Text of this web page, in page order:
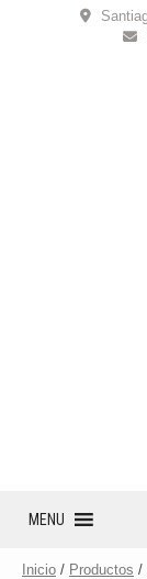
MENU
Inicio / Productos /